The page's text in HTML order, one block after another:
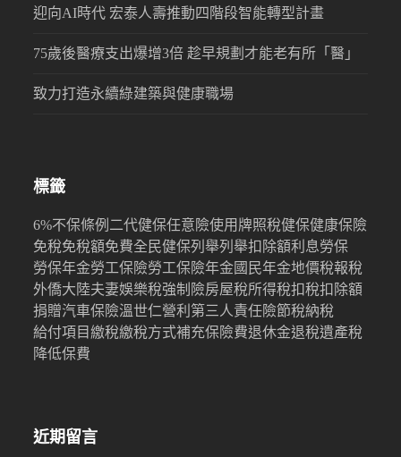
迎向AI時代 宏泰人壽推動四階段智能轉型計畫
75歲後醫療支出爆增3倍 趁早規劃才能老有所「醫」
致力打造永續綠建築與健康職場
標籤
6%不保條例 二代健保任意險使用牌照稅健保健康保險
免稅免稅額免費全民健保列舉列舉扣除額利息勞保
勞保年金勞工保險勞工保險年金國民年金地價稅報稅
外僑大陸夫妻娛樂稅強制險房屋稅所得稅扣稅扣除額
捐贈汽車保險溫世仁營利 第三人責任險節稅納稅
給付項目繳稅繳稅方式補充保險費退休金退稅遺產稅
降低保費
近期留言